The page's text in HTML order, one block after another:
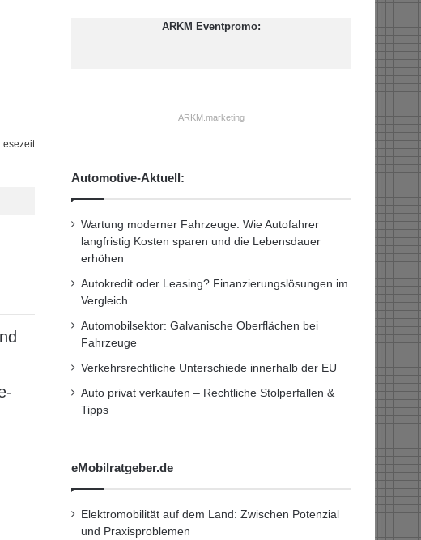
ARKM Eventpromo:
ARKM.marketing
Automotive-Aktuell:
Wartung moderner Fahrzeuge: Wie Autofahrer
langfristig Kosten sparen und die Lebensdauer
erhöhen
Autokredit oder Leasing? Finanzierungslösungen im
Vergleich
Automobilsektor: Galvanische Oberflächen bei
Fahrzeuge
Verkehrsrechtliche Unterschiede innerhalb der EU
Auto privat verkaufen – Rechtliche Stolperfallen &
Tipps
eMobilratgeber.de
Elektromobilität auf dem Land: Zwischen Potenzial
und Praxisproblemen